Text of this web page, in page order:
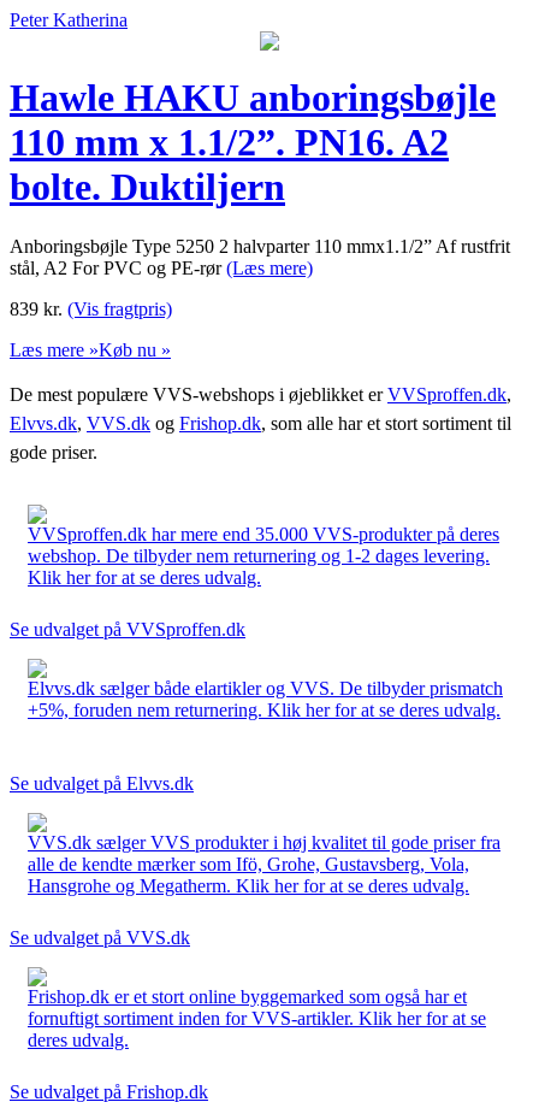
Peter Katherina
Hawle HAKU anboringsbøjle
110 mm x 1.1/2”. PN16. A2
bolte. Duktiljern
Anboringsbøjle Type 5250 2 halvparter 110 mmx1.1/2” Af rustfrit
stål, A2 For PVC og PE-rør(Læs mere)
839 kr. (Vis fragtpris)
Læs mere »Køb nu »
De mest populære VVS-webshops i øjeblikket erVVSproffen.dk,
Elvvs.dk, VVS.dk og Frishop.dk, som alle har et stort sortiment til
gode priser.
VVSproffen.dk har mere end 35.000 VVS-produkter på deres
webshop. De tilbyder nem returnering og 1-2 dages levering.
Klik her for at se deres udvalg.
Se udvalget på VVSproffen.dk
Elvvs.dk sælger både elartikler og VVS. De tilbyder prismatch
+5%, foruden nem returnering. Klik her for at se deres udvalg.
Se udvalget på Elvvs.dk
VVS.dk sælger VVS produkter i høj kvalitet til gode priser fra
alle de kendte mærker som Ifö, Grohe, Gustavsberg, Vola,
Hansgrohe og Megatherm. Klik her for at se deres udvalg.
Se udvalget på VVS.dk
Frishop.dk er et stort online byggemarked som også har et
fornuftigt sortiment inden for VVS-artikler. Klik her for at se
deres udvalg.
Se udvalget på Frishop.dk